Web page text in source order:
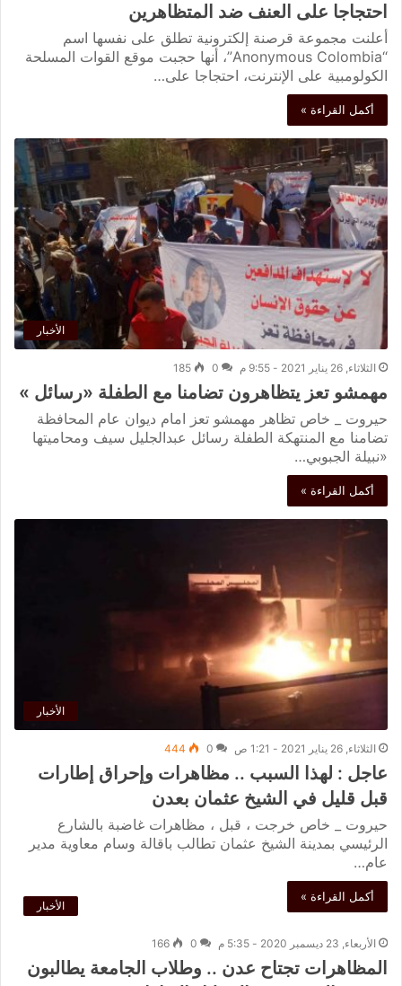
احتجاجا على العنف ضد المتظاهرين
أعلنت مجموعة قرصنة إلكترونية تطلق على نفسها اسم
“Anonymous Colombia”، أنها حجبت موقع القوات المسلحة
الكولومبية على الإنترنت، احتجاجا على…
أكمل القراءة »
الأخبار
الثلاثاء, 26 يناير 2021 - 9:55 م 0
185
مهمشو تعز يتظاهرون تضامنا مع الطفلة «رسائل »
حيروت _ خاص تظاهر مهمشو تعز امام ديوان عام المحافظة
تضامنا مع المنتهكة الطفلة رسائل عبدالجليل سيف ومحاميتها
«نبيلة الجبوبي…
أكمل القراءة »
الأخبار
الثلاثاء, 26 يناير 2021 - 1:21 ص 0
444
عاجل : لهذا السبب .. مظاهرات وإحراق إطارات
قبل قليل في الشيخ عثمان بعدن
حيروت _ خاص خرجت ، قبل ، مظاهرات غاضبة بالشارع
الرئيسي بمدينة الشيخ عثمان تطالب باقالة وسام معاوية مدير
عام…
أكمل القراءة »
الأخبار
الأربعاء, 23 ديسمبر 2020 - 5:35 م 0
166
المظاهرات تجتاح عدن .. وطلاب الجامعة يطالبون